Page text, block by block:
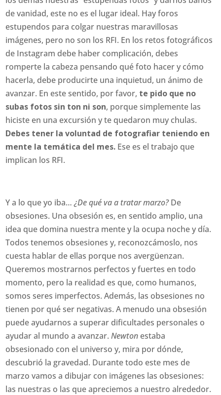
de vanidad, este no es el lugar ideal. Hay foros
estupendos para colgar nuestras maravillosas
imágenes, pero no son los RFI. En los retos fotográficos
de Instagram debe haber complicación, debes
romperte la cabeza pensando qué foto hacer y cómo
hacerla, debe producirte una inquietud, un ánimo de
avanzar. En este sentido, por favor, te pido que no
subas fotos sin ton ni son, porque simplemente las
hiciste en una excursión y te quedaron muy chulas.
Debes tener la voluntad de fotografiar teniendo en
mente la temática del mes. Ese es el trabajo que
implican los RFI.
Y a lo que yo iba…¿De qué va a tratar marzo?De
obsesiones. Una obsesión es, en sentido amplio, una
idea que domina nuestra mente y la ocupa noche y día.
Todos tenemos obsesiones y, reconozcámoslo, nos
cuesta hablar de ellas porque nos avergüenzan.
Queremos mostrarnos perfectos y fuertes en todo
momento, pero la realidad es que, como humanos,
somos seres imperfectos. Además, las obsesiones no
tienen por qué ser negativas. A menudo una obsesión
puede ayudarnos a superar dificultades personales o
ayudar al mundo a avanzar.Newton estaba
obsesionado con el universo y, mira por dónde,
descubrió la gravedad. Durante todo este mes de
marzo vamos a dibujar con imágenes las obsesiones:
las nuestras o las que apreciemos a nuestro alrededor.